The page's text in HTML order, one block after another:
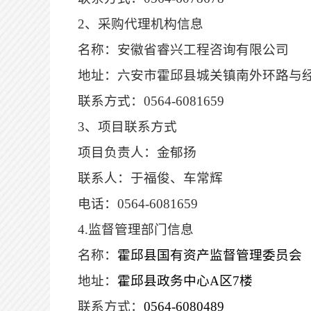
2、采购代理机构信息
名称：安徽省睿兴工程咨询有限公司
地址：六安市霍邱县城关镇南外环路与
联系方式： 0564-6081659
3、项目联系方式
项目负责人：金郁扬
联系人： 于福俊、 车常辉
电话： 0564-6081659
4.监督管理部门信息
名称： 霍邱县国有资产监督管理委员会
地址： 霍邱县政务中心A区7楼
联系方式： 0564-6080489